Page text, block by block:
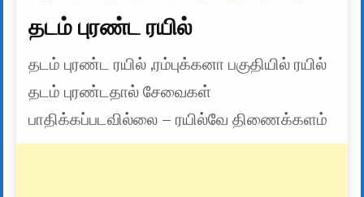
தடம் புரண்ட ரயில்
தடம் புரண்ட ரயில் ,ரம்புக்கனா பகுதியில் ரயில்
தடம் புரண்டதால் சேவைகள்
பாதிக்கப்படவில்லை – ரயில்வே திணைக்களம்